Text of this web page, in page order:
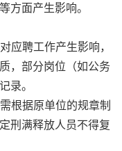
方面产生影响。
应聘工作产生影响，
，部分岗位（如公务
录。
根据原单位的规章制
刑满释放人员不得复